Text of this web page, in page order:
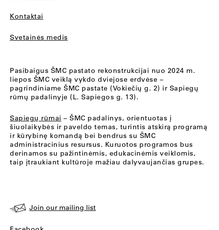
Kontaktai
Svetainės medis
Pasibaigus ŠMC pastato rekonstrukcijai nuo 2024 m.
liepos ŠMC veiklą vykdo dviejose erdvėse –
pagrindiniame ŠMC pastate (Vokiečių g. 2) ir Sapiegų
rūmų padalinyje (L. Sapiegos g. 13).
Sapiegų rūmai – ŠMC padalinys, orientuotas į
šiuolaikybės ir paveldo temas, turintis atskirą programą
ir kūrybinę komandą bei bendrus su ŠMC
administracinius resursus. Kuruotos programos bus
derinamos su pažintinėmis, edukacinėmis veiklomis,
taip įtraukiant kultūroje mažiau dalyvaujančias grupes.
Join our mailing list